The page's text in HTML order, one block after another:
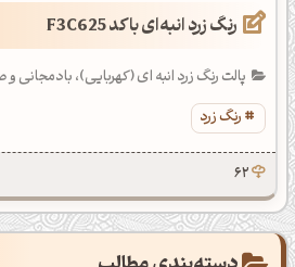
رنگ زرد انبه‌ای با کد F3C625
پالت رنگ زرد انبه ای (کهربایی)، بادمجانی
رنگ زرد
62